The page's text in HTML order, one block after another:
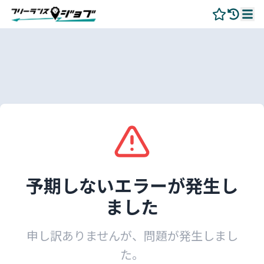
予期しないエラーが発生し
ました
申し訳ありませんが、問題が発生しまし
た。